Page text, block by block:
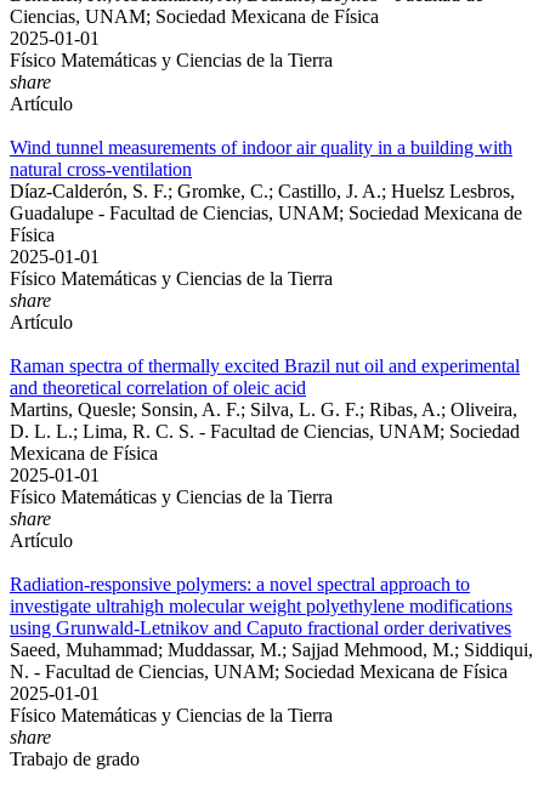
Ciencias, UNAM; Sociedad Mexicana de Física
2025-01-01
Físico Matemáticas y Ciencias de la Tierra
share
Artículo
Wind tunnel measurements of indoor air quality in a building with
natural cross-ventilation
Díaz-Calderón, S. F.; Gromke, C.; Castillo, J. A.; Huelsz Lesbros,
Guadalupe - Facultad de Ciencias, UNAM; Sociedad Mexicana de
Física
2025-01-01
Físico Matemáticas y Ciencias de la Tierra
share
Artículo
Raman spectra of thermally excited Brazil nut oil and experimental
and theoretical correlation of oleic acid
Martins, Quesle; Sonsin, A. F.; Silva, L. G. F.; Ribas, A.; Oliveira,
D. L. L.; Lima, R. C. S. - Facultad de Ciencias, UNAM; Sociedad
Mexicana de Física
2025-01-01
Físico Matemáticas y Ciencias de la Tierra
share
Artículo
Radiation-responsive polymers: a novel spectral approach to
investigate ultrahigh molecular weight polyethylene modifications
using Grunwald-Letnikov and Caputo fractional order derivatives
Saeed, Muhammad; Muddassar, M.; Sajjad Mehmood, M.; Siddiqui,
N. - Facultad de Ciencias, UNAM; Sociedad Mexicana de Física
2025-01-01
Físico Matemáticas y Ciencias de la Tierra
share
Trabajo de grado